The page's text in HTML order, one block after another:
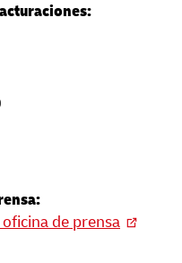
de prensa